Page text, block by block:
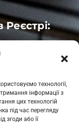
технології,
інформації з
цих технологій
під час перегляду
згоди або її
Реєстрі: